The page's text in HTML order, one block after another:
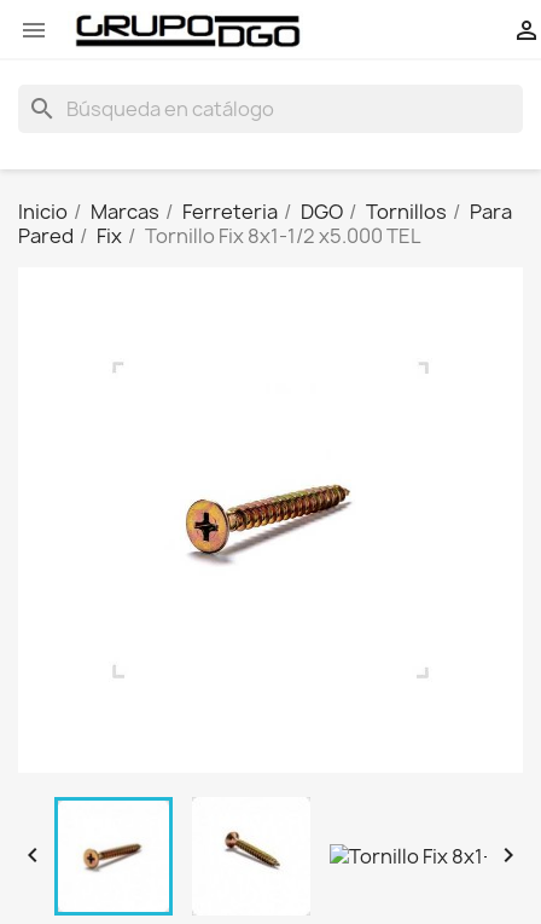
 
search
Inicio Marcas Ferreteria DGO Tornillos
Para
Pared
Fix Tornillo Fix 8x1-1/2 x5.000 TEL
 